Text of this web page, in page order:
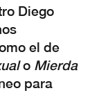
Diego
el de
o Mierda
para